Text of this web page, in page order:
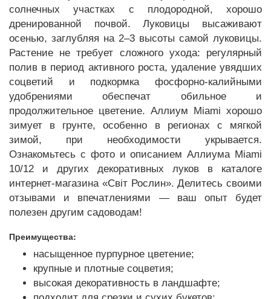
солнечных участках с плодородной, хорошо
дренированной почвой. Луковицы высаживают
осенью, заглубляя на 2–3 высоты самой луковицы.
Растение не требует сложного ухода: регулярный
полив в период активного роста, удаление увядших
соцветий и подкормка фосфорно-калийными
удобрениями обеспечат обильное и
продолжительное цветение. Аллиум Miami хорошо
зимует в грунте, особенно в регионах с мягкой
зимой, при необходимости укрывается.
Ознакомьтесь с фото и описанием Аллиума Miami
10/12 и других декоративных луков в каталоге
интернет-магазина «Світ Рослин». Делитесь своими
отзывами и впечатлениями — ваш опыт будет
полезен другим садоводам!
Преимущества:
насыщенное пурпурное цветение;
крупные и плотные соцветия;
высокая декоративность в ландшафте;